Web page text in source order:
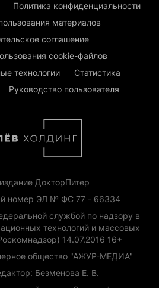
Политика конфиденциальности
материалов
соглашение
cookie-файлов
технологии
Статистика
Руководство пользователя
ДокторПитер
номер ЭЛ № ФС 77 - 66334
службой по надзору в
технологий и массовых
14.07.2016 16+
общество "АЖУР-МЕДИА"
Безменова Е. В.